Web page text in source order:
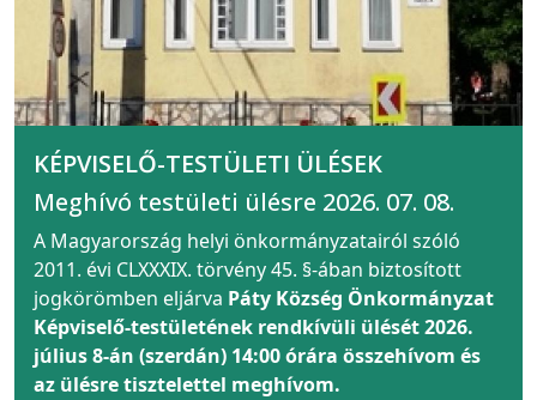
KÉPVISELŐ-TESTÜLETI ÜLÉSEK
Meghívó testületi ülésre 2026. 07. 08.
A Magyarország helyi önkormányzatairól szóló
2011. évi CLXXXIX. törvény 45. §-ában biztosított
jogkörömben eljárva Páty Község Önkormányzat
Képviselő-testületének rendkívüli ülését 2026.
július 8-án (szerdán) 14:00 órára összehívom és
az ülésre tisztelettel meghívom.